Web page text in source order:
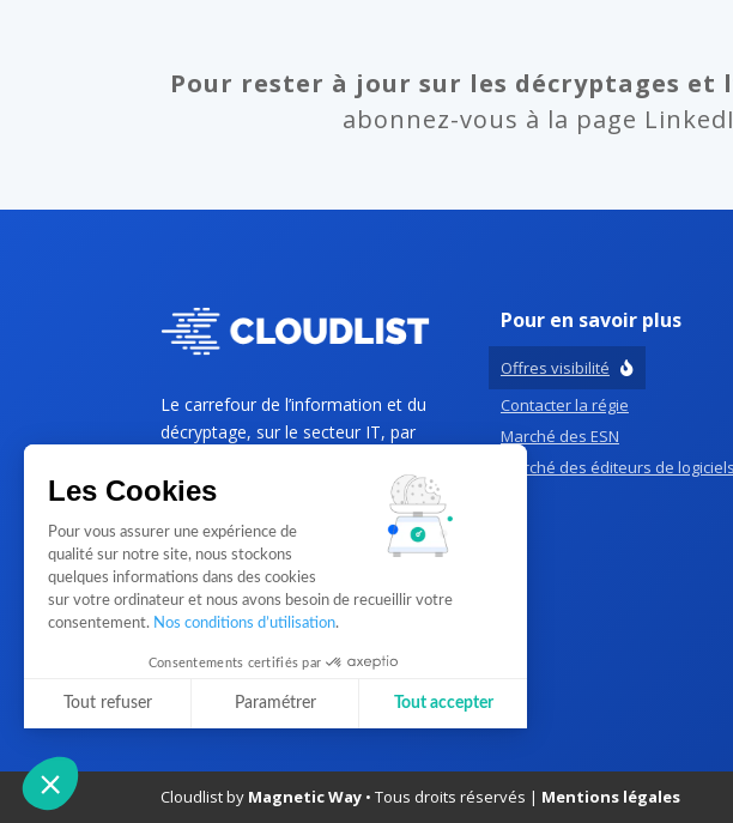
Pour rester à jour sur les décryptages et
abonnez-vous à la page
Le carrefour de l’information et du
décryptage, sur le secteur IT, par
PME et Grands comptes B2B.
Pour en savoir plus
Offres visibilité
Contacter la régie
Marché des ESN
Marché des éditeurs de logiciels
Cloudlist by Magnetic Way • Tous droits réservés | Mentions légales
Les Cookies
Pour vous assurer une expérience de
qualité sur notre site, nous stockons
quelques informations dans des cookies
sur votre ordinateur et nous avons besoin de recueillir votre
consentement. Nos conditions d’utilisation.
Consentements certifiés par
Tout refuser Paramétrer Tout accepter
Notre plateforme vous permet d'adapter et de gérer vos paramètres de confidentialité, en